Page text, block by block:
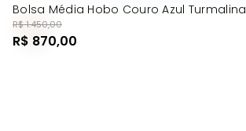
Bolsa Média Hobo Couro Azul Turmalina
R$ 1.450,00
R$ 870,00